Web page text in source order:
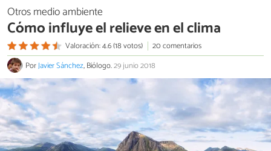
Otros medio ambiente
Cómo influye el relieve en el clima
Valoración: 4.6 (18 votos)
20 comentarios
PorJavier Sánchez, Biólogo.29 junio 2018